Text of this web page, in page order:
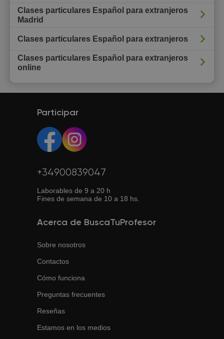
Clases particulares Español para extranjeros
Madrid
Clases particulares Español para extranjeros
Clases particulares Español para extranjeros
online
Participar
+34900839047
Laborables de 9 a 20 h
Fines de semana de 10 a 18 hs.
Acerca de BuscaTuProfesor
Sobre nosotros
Contactos
Cómo funciona
Preguntas frecuentes
Reseñas
Estamos en los medios